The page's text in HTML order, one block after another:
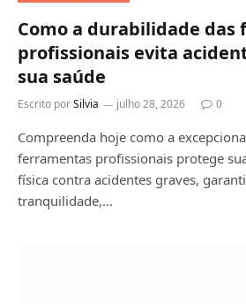
Como a durabilidade
profissionais evita
sua saúde
Escrito porSilvia julho 28, 2026 0
Compreenda hoje como a
ferramentas profissionais protege
física contra acidentes graves,
tranquilidade,…